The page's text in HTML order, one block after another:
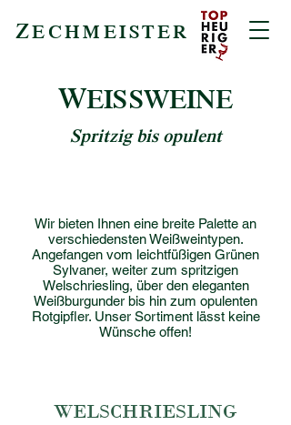
ZECHMEISTER
WEISSWEINE
Spritzig bis opulent
Wir bieten Ihnen eine breite Palette an
verschiedensten Weißweintypen.
Angefangen vom leichtfüßigen Grünen
Sylvaner, weiter zum spritzigen
Welschriesling, über den eleganten
Weißburgunder bis hin zum opulenten
Rotgipfler. Unser Sortiment lässt keine
Wünsche offen!
WELSCHRIESLING